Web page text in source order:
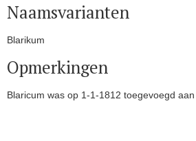
Naamsvarianten
Blarikum
Opmerkingen
Blaricum was op 1-1-1812 toegevoegd aan